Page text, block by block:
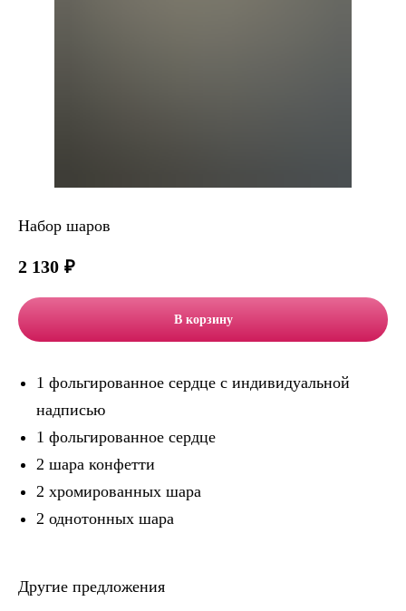
Набор шаров
2 130 ₽
В корзину
1 фольгированное сердце с индивидуальной
надписью
1 фольгированное сердце
2 шара конфетти
2 хромированных шара
2 однотонных шара
Другие предложения